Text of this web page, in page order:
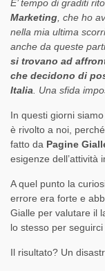
E’ tempo di graditi
Marketing, che ho
nella mia ultima
anche da queste
si trovano ad
che decidono di
Italia. Una sfida
In questi giorni
è rivolto a noi,
fatto da Pagine
esigenze dell’attività
A quel punto la
errore era forte e
Gialle per valutare il
lo stesso per
Il risultato? Un